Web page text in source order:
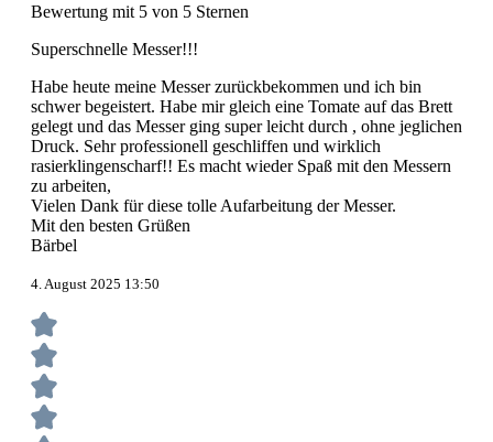
Bewertung mit 5 von 5 Sternen
Superschnelle Messer!!!
Habe heute meine Messer zurückbekommen und ich bin
schwer begeistert. Habe mir gleich eine Tomate auf das Brett
gelegt und das Messer ging super leicht durch , ohne jeglichen
Druck. Sehr professionell geschliffen und wirklich
rasierklingenscharf!! Es macht wieder Spaß mit den Messern
zu arbeiten,
Vielen Dank für diese tolle Aufarbeitung der Messer.
Mit den besten Grüßen
Bärbel
4. August 2025 13:50